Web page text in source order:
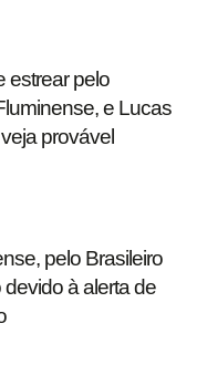
estrear pelo
e Lucas
provável
pelo Brasileiro
à alerta de